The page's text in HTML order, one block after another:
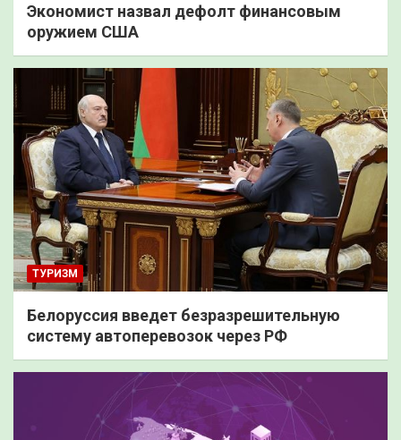
Экономист назвал дефолт финансовым
оружием США
ТУРИЗМ
Белоруссия введет безразрешительную
систему автоперевозок через РФ